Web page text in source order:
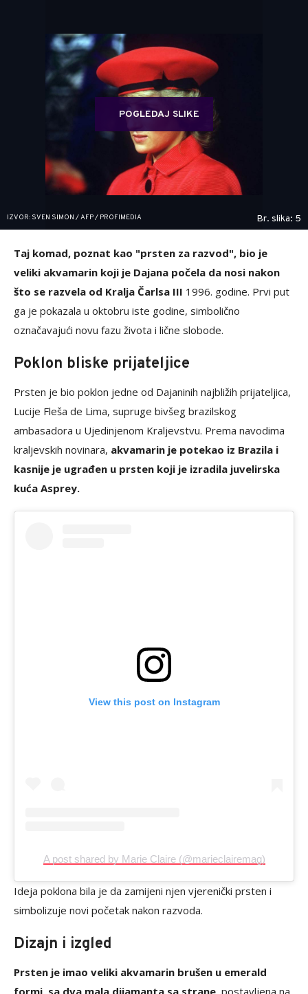
POGLEDAJ SLIKE
IZVOR: SVEN SIMON / AFP / PROFIMEDIA Br. slika: 5
Taj komad, poznat kao "prsten za razvod", bio je
veliki akvamarin koji je Dajana počela da nosi nakon
što se razvela od Kralja Čarlsa III 1996. godine. Prvi put
ga je pokazala u oktobru iste godine, simbolično
označavajući novu fazu života i lične slobode.
Poklon bliske prijateljice
Prsten je bio poklon jedne od Dajaninih najbližih prijateljica,
Lucije Fleša de Lima, supruge bivšeg brazilskog
ambasadora u Ujedinjenom Kraljevstvu. Prema navodima
kraljevskih novinara, akvamarin je potekao iz Brazila i
kasnije je ugrađen u prsten koji je izradila juvelirska
kuća Asprey.
View this post on Instagram
A post shared by Marie Claire (@marieclairemag)
Ideja poklona bila je da zamijeni njen vjerenički prsten i
simbolizuje novi početak nakon razvoda.
Dizajn i izgled
Prsten je imao veliki akvamarin brušen u emerald